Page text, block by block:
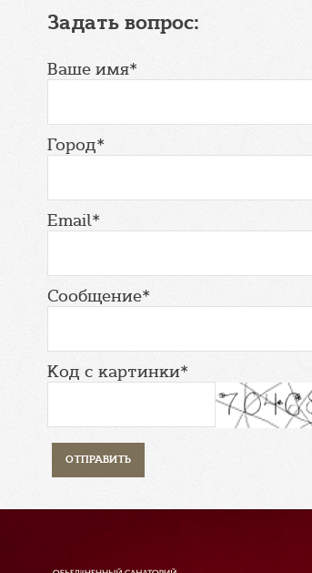
Задать вопрос:
Ваше имя*
Город*
Email*
Сообщение*
Код с картинки*